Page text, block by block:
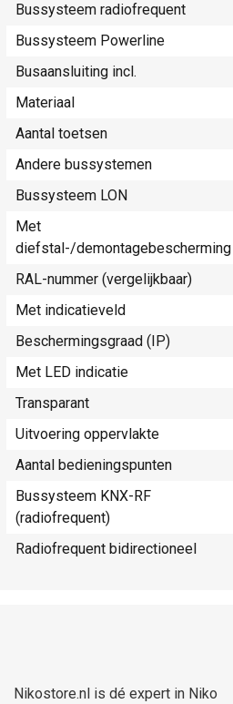
Bussysteem radiofrequent
Bussysteem Powerline
Busaansluiting incl.
Materiaal
Aantal toetsen
Andere bussystemen
Bussysteem LON
Met
diefstal-/demontagebescherming
RAL-nummer (vergelijkbaar)
Met indicatieveld
Beschermingsgraad (IP)
Met LED indicatie
Transparant
Uitvoering oppervlakte
Aantal bedieningspunten
Bussysteem KNX-RF
(radiofrequent)
Radiofrequent bidirectioneel
Nikostore.nl is dé expert in Niko